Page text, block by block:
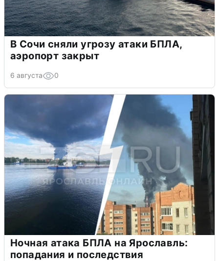
В Сочи сняли угрозу атаки БПЛА,
аэропорт закрыт
6 августа 0
Ночная атака БПЛА на Ярославль:
попадания и последствия